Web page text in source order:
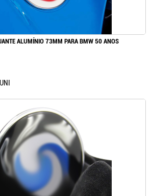
ALUMÍNIO 73MM PARA BMW 50 ANOS
UNI